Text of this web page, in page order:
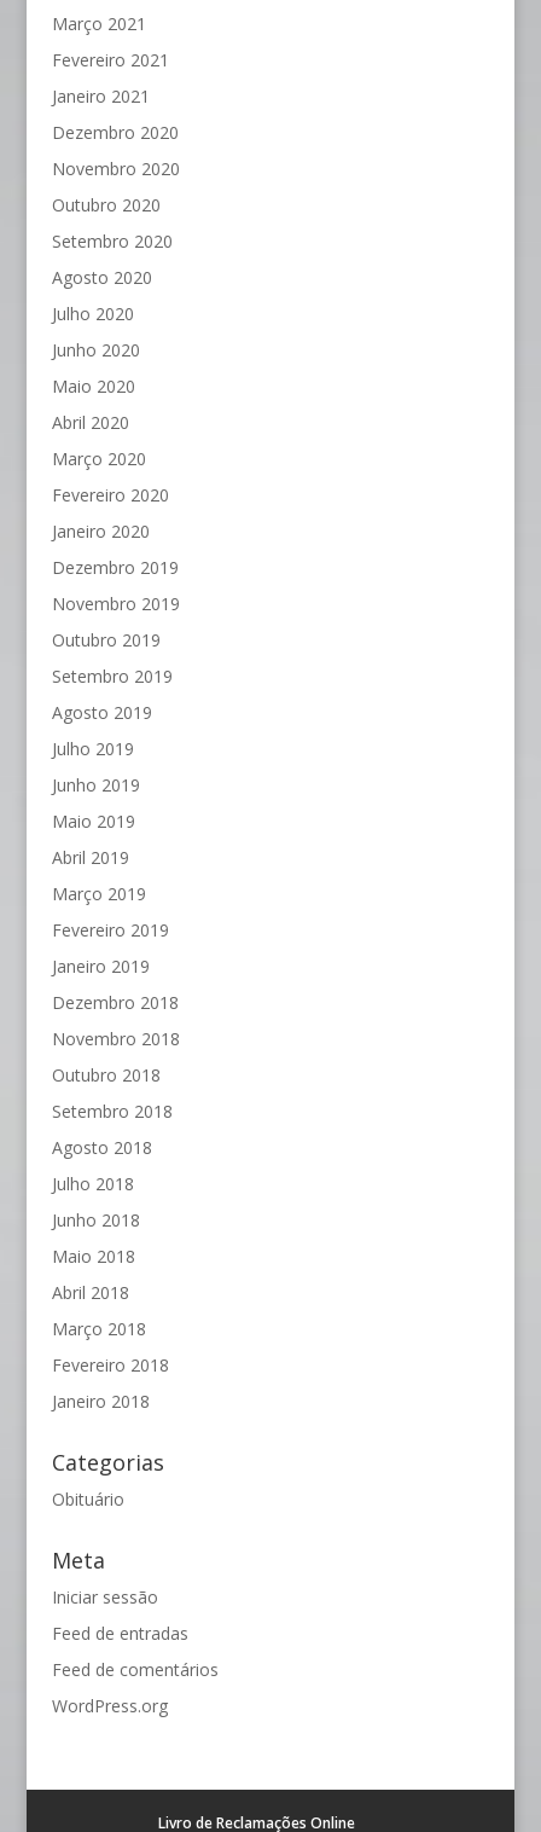
Março 2021
Fevereiro 2021
Janeiro 2021
Dezembro 2020
Novembro 2020
Outubro 2020
Setembro 2020
Agosto 2020
Julho 2020
Junho 2020
Maio 2020
Abril 2020
Março 2020
Fevereiro 2020
Janeiro 2020
Dezembro 2019
Novembro 2019
Outubro 2019
Setembro 2019
Agosto 2019
Julho 2019
Junho 2019
Maio 2019
Abril 2019
Março 2019
Fevereiro 2019
Janeiro 2019
Dezembro 2018
Novembro 2018
Outubro 2018
Setembro 2018
Agosto 2018
Julho 2018
Junho 2018
Maio 2018
Abril 2018
Março 2018
Fevereiro 2018
Janeiro 2018
Categorias
Obituário
Meta
Iniciar sessão
Feed de entradas
Feed de comentários
WordPress.org
Livro de Reclamações Online